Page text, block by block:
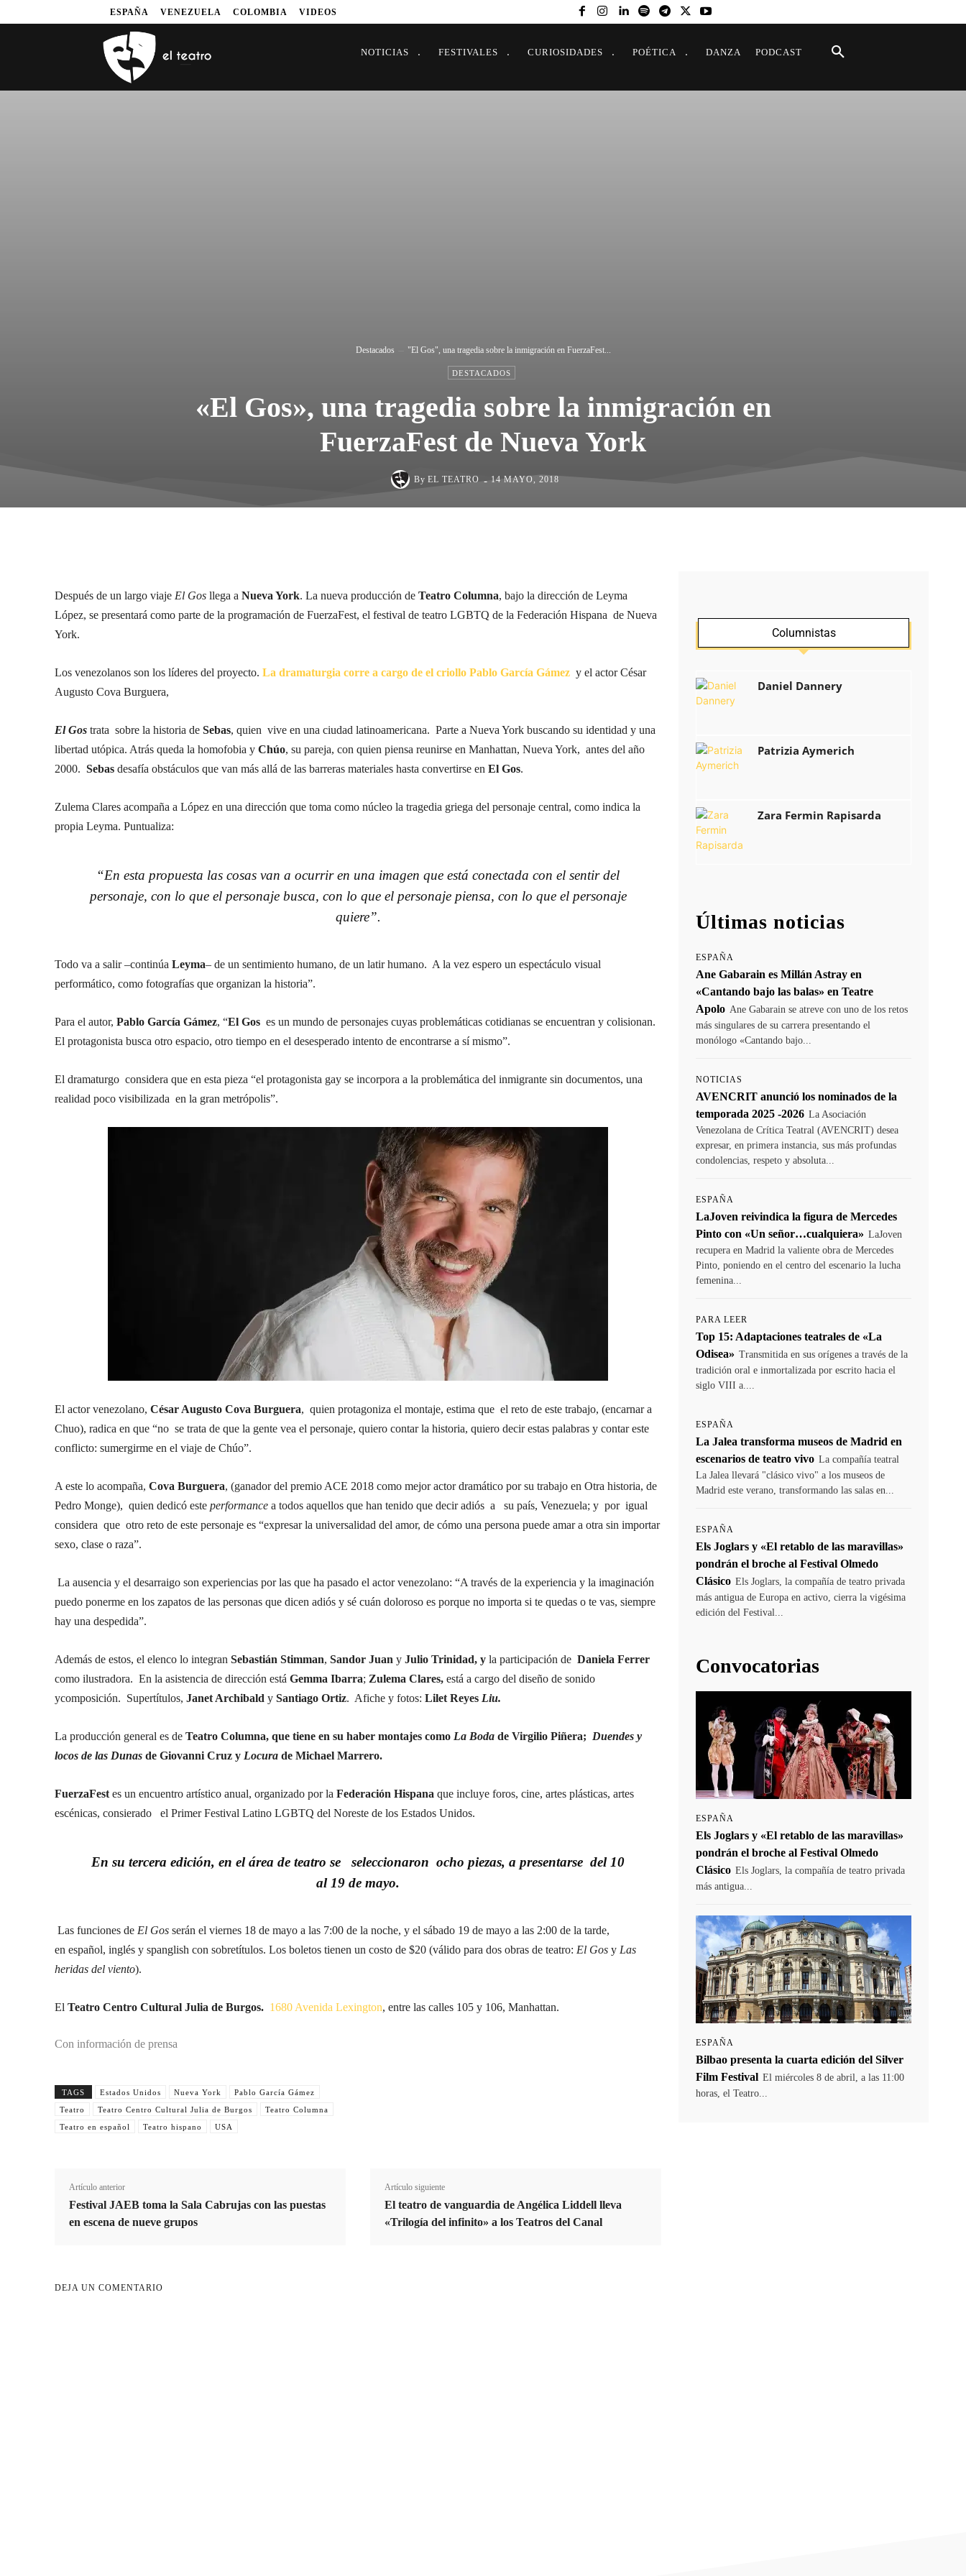
ESPAÑA VENEZUELA COLOMBIA VIDEOS
NOTICIAS FESTIVALES CURIOSIDADES POÉTICA DANZA PODCAST
Destacados "El Gos", una tragedia sobre la inmigración en FuerzaFest...
DESTACADOS
«El Gos», una tragedia sobre la inmigración en
FuerzaFest de Nueva York
By EL TEATRO - 14 MAYO, 2018
Después de un largo viaje El Gos llega a Nueva York. La nueva producción de Teatro Columna, bajo la dirección de Leyma
López, se presentará como parte de la programación de FuerzaFest, el festival de teatro LGBTQ de la Federación Hispana de Nueva
York.
Los venezolanos son los líderes del proyecto. La dramaturgia corre a cargo de el criollo Pablo García Gámez y el actor César
Augusto Cova Burguera,
El Gos trata sobre la historia de Sebas, quien vive en una ciudad latinoamericana. Parte a Nueva York buscando su identidad y una
libertad utópica. Atrás queda la homofobia y Chúo, su pareja, con quien piensa reunirse en Manhattan, Nueva York, antes del año
2000. Sebas desafía obstáculos que van más allá de las barreras materiales hasta convertirse en El Gos.
Zulema Clares acompaña a López en una dirección que toma como núcleo la tragedia griega del personaje central, como indica la
propia Leyma. Puntualiza:
“En esta propuesta las cosas van a ocurrir en una imagen que está conectada con el sentir del
personaje, con lo que el personaje busca, con lo que el personaje piensa, con lo que el personaje
quiere”.
Todo va a salir –continúa Leyma– de un sentimiento humano, de un latir humano. A la vez espero un espectáculo visual
performático, como fotografías que organizan la historia”.
Para el autor, Pablo García Gámez, “El Gos es un mundo de personajes cuyas problemáticas cotidianas se encuentran y colisionan.
El protagonista busca otro espacio, otro tiempo en el desesperado intento de encontrarse a sí mismo”.
El dramaturgo considera que en esta pieza “el protagonista gay se incorpora a la problemática del inmigrante sin documentos, una
realidad poco visibilizada en la gran metrópolis”.
El actor venezolano, César Augusto Cova Burguera, quien protagoniza el montaje, estima que el reto de este trabajo, (encarnar a
Chuo), radica en que “no se trata de que la gente vea el personaje, quiero contar la historia, quiero decir estas palabras y contar este
conflicto: sumergirme en el viaje de Chúo”.
A este lo acompaña, Cova Burguera, (ganador del premio ACE 2018 como mejor actor dramático por su trabajo en Otra historia, de
Pedro Monge), quien dedicó este performance a todos aquellos que han tenido que decir adiós a su país, Venezuela; y por igual
considera que otro reto de este personaje es “expresar la universalidad del amor, de cómo una persona puede amar a otra sin importar
sexo, clase o raza”.
La ausencia y el desarraigo son experiencias por las que ha pasado el actor venezolano: “A través de la experiencia y la imaginación
puedo ponerme en los zapatos de las personas que dicen adiós y sé cuán doloroso es porque no importa si te quedas o te vas, siempre
hay una despedida”.
Además de estos, el elenco lo integran Sebastián Stimman, Sandor Juan y Julio Trinidad, y la participación de Daniela Ferrer
como ilustradora. En la asistencia de dirección está Gemma Ibarra; Zulema Clares, está a cargo del diseño de sonido
ycomposición. Supertítulos, Janet Archibald y Santiago Ortiz. Afiche y fotos: Lilet Reyes Liu.
La producción general es de Teatro Columna, que tiene en su haber montajes como La Boda de Virgilio Piñera; Duendes y
locos de las Dunas de Giovanni Cruz y Locura de Michael Marrero.
FuerzaFest es un encuentro artístico anual, organizado por la Federación Hispana que incluye foros, cine, artes plásticas, artes
escénicas, consierado el Primer Festival Latino LGBTQ del Noreste de los Estados Unidos.
En su tercera edición, en el área de teatro se seleccionaron ocho piezas, a presentarse del 10
al 19 de mayo.
Las funciones de El Gos serán el viernes 18 de mayo a las 7:00 de la noche, y el sábado 19 de mayo a las 2:00 de la tarde,
en español, inglés y spanglish con sobretítulos. Los boletos tienen un costo de $20 (válido para dos obras de teatro: El Gos y Las
heridas del viento).
El Teatro Centro Cultural Julia de Burgos. 1680 Avenida Lexington, entre las calles 105 y 106, Manhattan.
Con información de prensa
TAGS Estados Unidos Nueva York
Pablo García Gámez
Teatro
Teatro Centro Cultural Julia de Burgos
Teatro Columna
Teatro en español
Teatro hispano USA
Artículo anterior
Festival JAEB toma la Sala Cabrujas con las puestas
en escena de nueve grupos
Artículo siguiente
El teatro de vanguardia de Angélica Liddell lleva
«Trilogía del infinito» a los Teatros del Canal
DEJA UN COMENTARIO
Columnistas
Daniel Dannery
Patrizia Aymerich
Zara Fermin Rapisarda
Últimas noticias
ESPAÑA
Ane Gabarain es Millán Astray en
«Cantando bajo las balas» en Teatre
Apolo Ane Gabarain se atreve con uno de los retos
más singulares de su carrera presentando el
monólogo «Cantando bajo...
NOTICIAS
AVENCRIT anunció los nominados de la
temporada 2025 -2026 La Asociación
Venezolana de Crítica Teatral (AVENCRIT) desea
expresar, en primera instancia, sus más profundas
condolencias, respeto y absoluta...
ESPAÑA
LaJoven reivindica la figura de Mercedes
Pinto con «Un señor…cualquiera» LaJoven
recupera en Madrid la valiente obra de Mercedes
Pinto, poniendo en el centro del escenario la lucha
femenina...
PARA LEER
Top 15: Adaptaciones teatrales de «La
Odisea» Transmitida en sus orígenes a través de la
tradición oral e inmortalizada por escrito hacia el
siglo VIII a....
ESPAÑA
La Jalea transforma museos de Madrid en
escenarios de teatro vivo La compañía teatral
La Jalea llevará "clásico vivo" a los museos de
Madrid este verano, transformando las salas en...
ESPAÑA
Els Joglars y «El retablo de las maravillas»
pondrán el broche al Festival Olmedo
Clásico Els Joglars, la compañía de teatro privada
más antigua de Europa en activo, cierra la vigésima
edición del Festival...
Convocatorias
ESPAÑA
Els Joglars y «El retablo de las maravillas»
pondrán el broche al Festival Olmedo
Clásico Els Joglars, la compañía de teatro privada
más antigua...
ESPAÑA
Bilbao presenta la cuarta edición del Silver
Film Festival El miércoles 8 de abril, a las 11:00
horas, el Teatro...